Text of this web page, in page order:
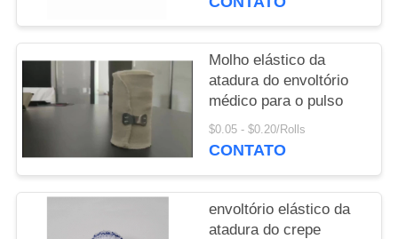
Molho elástico da
atadura do envoltório
médico para o pulso
$0.05 - $0.20/Rolls
CONTATO
envoltório elástico da
atadura do crepe